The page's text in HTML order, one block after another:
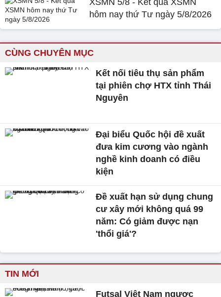
XSMN 5/8 - Kết quả XSMN
hôm nay thứ Tư ngày 5/8/2026
CÙNG CHUYÊN MỤC
Kết nối tiêu thụ sản phẩm
tại phiên chợ HTX tỉnh Thái
Nguyên
Đại biểu Quốc hội đề xuất
đưa kim cương vào ngành
nghề kinh doanh có điều
kiện
Đề xuất hạn sử dụng chung
cư xây mới không quá 99
năm: Có giảm được nạn
'thổi giá'?
TIN MỚI
Futsal Việt Nam ngược